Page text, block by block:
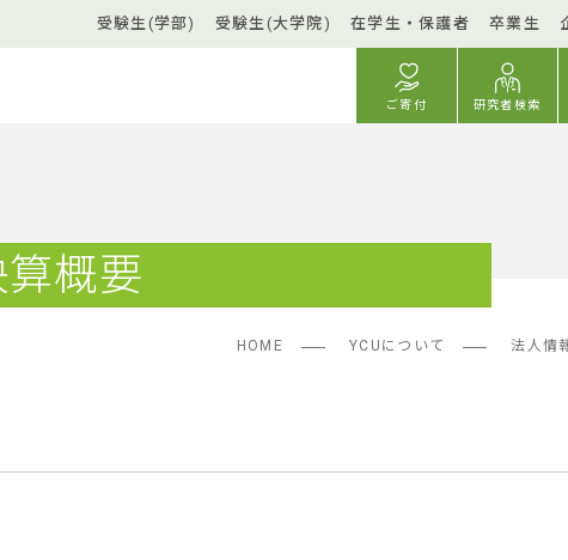
受験生(学部) 受験生(大学院) 在学生・保護者 卒業生
ご寄付 研究者検索
概要
HOME YCUについて 法人情